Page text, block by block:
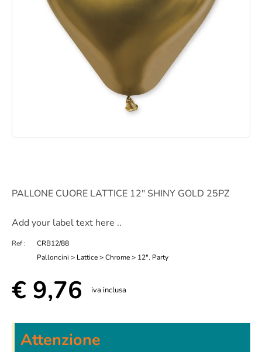
PALLONE CUORE LATTICE 12" SHINY GOLD 25PZ
Add your label text here ..
Ref :
CRB12/88
Palloncini > Lattice > Chrome > 12", Party
€ 9,76 iva inclusa
Attenzione